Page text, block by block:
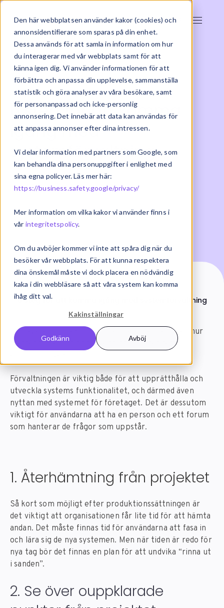
Den här webbplatsen använder kakor (cookies) och
annonsidentifierare som sparas på din enhet.
Dessa används för att samla in information om hur
du interagerar med vår webbplats samt för att
känna igen dig. Vi använder informationen för att
förbättra och anpassa din upplevelse, sammanställa
statistik och göra analyser av våra besökare, samt
för personanpassad och icke-personlig
annonsering. Det innebär att data kan användas för
att anpassa annonser efter dina intressen.
Vi delar information med partners som Google, som
kan behandla dina personuppgifter i enlighet med
sina egna policyer. Läs mer här:
https://business.safety.google/privacy/
Mer information om vilka kakor vi använder finns i
vår integritetspolicy.
Om du avböjer kommer vi inte att spåra dig när du
besöker vår webbplats. För att kunna respektera
dina önskemål måste vi dock placera en nödvändig
kaka i din webbläsare så att våra system kan komma
ihåg ditt val.
Kakinställningar
Godkänn Avböj
6 steg för att komma
igång med
systemförvaltning
2020-03-19 | Support & förvaltning
Start
Artiklar
6 steg för att komma igång med systemförvaltning
Ditt systemprojekt börjar närma sig slutet, men hur
startar du då upp en förvaltning som har rätt
Förvaltningen är viktig både för att upprätthålla och
utveckla systems funktionalitet, och därmed även
nyttan med systemet för företaget. Det är dessutom
viktigt för användarna att ha en person och ett forum
som hanterar de frågor som uppstår.
1. Återhämtning från projektet
Så kort som möjligt efter produktionssättningen är
det viktigt att organisationen får lite tid för att hämta
andan. Det måste finnas tid för användarna att fasa in
och lära sig de nya systemen. Men när tiden är redo för
nya tag bör det finnas en plan för att undvika “rinna ut
i sanden”.
2. Se över ouppklarade